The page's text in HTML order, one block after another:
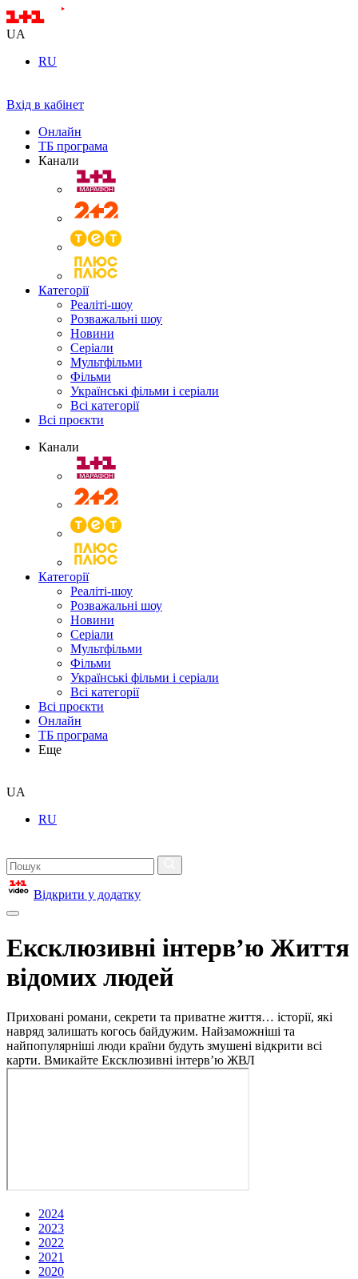
UA
RU
Вхід в кабінет
Онлайн
ТБ програма
Канали
Категорії
Реаліті-шоу
Розважальні шоу
Новини
Серіали
Мультфільми
Фільми
Українські фільми і серіали
Всі категорії
Всі проєкти
Канали
Категорії
Реаліті-шоу
Розважальні шоу
Новини
Серіали
Мультфільми
Фільми
Українські фільми і серіали
Всі категорії
Всі проєкти
Онлайн
ТБ програма
Еще
UA
RU
Відкрити у додатку
Ексклюзивні інтерв’ю Життя
відомих людей
Приховані романи, секрети та приватне життя… історії, які
навряд залишать когось байдужим. Найзаможніші та
найпопулярніші люди країни будуть змушені відкрити всі
карти. Вмикайте Ексклюзивні інтерв’ю ЖВЛ
2024
2023
2022
2021
2020